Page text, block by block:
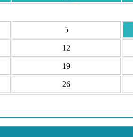
5
12
19
26